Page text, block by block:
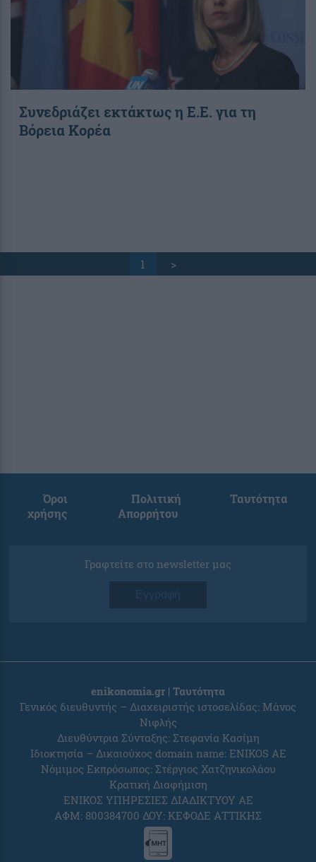
Συνεδριάζει εκτάκτως η Ε.Ε. για τη
Βόρεια Κορέα
1 >
Όροι
χρήσης
Πολιτική
Απορρήτου
Ταυτότητα
Γραφτείτε στο newsletter μας
Εγγραφή
enikonomia.gr | Ταυτότητα
Γενικός διευθυντής – Διαχειριστής ιστοσελίδας: Μάνος
Νιφλής
Διευθύντρια Σύνταξης: Στεφανία Κασίμη
Ιδιοκτησία – Δικαιούχος domain name: ENIKOS AE
Νόμιμος Εκπρόσωπος: Στέργιος Χατζηνικολάου
Κρατική Διαφήμιση
ΕΝΙΚΟΣ ΥΠΗΡΕΣΙΕΣ ΔΙΑΔΙΚΤΥΟΥ ΑΕ
ΑΦΜ: 800384700 ΔΟΥ: ΚΕΦΟΔΕ ΑΤΤΙΚΗΣ